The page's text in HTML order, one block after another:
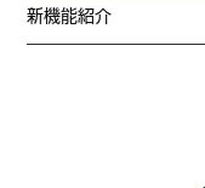
新機能紹介